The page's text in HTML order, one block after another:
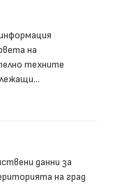
на
техните
данни за
на град